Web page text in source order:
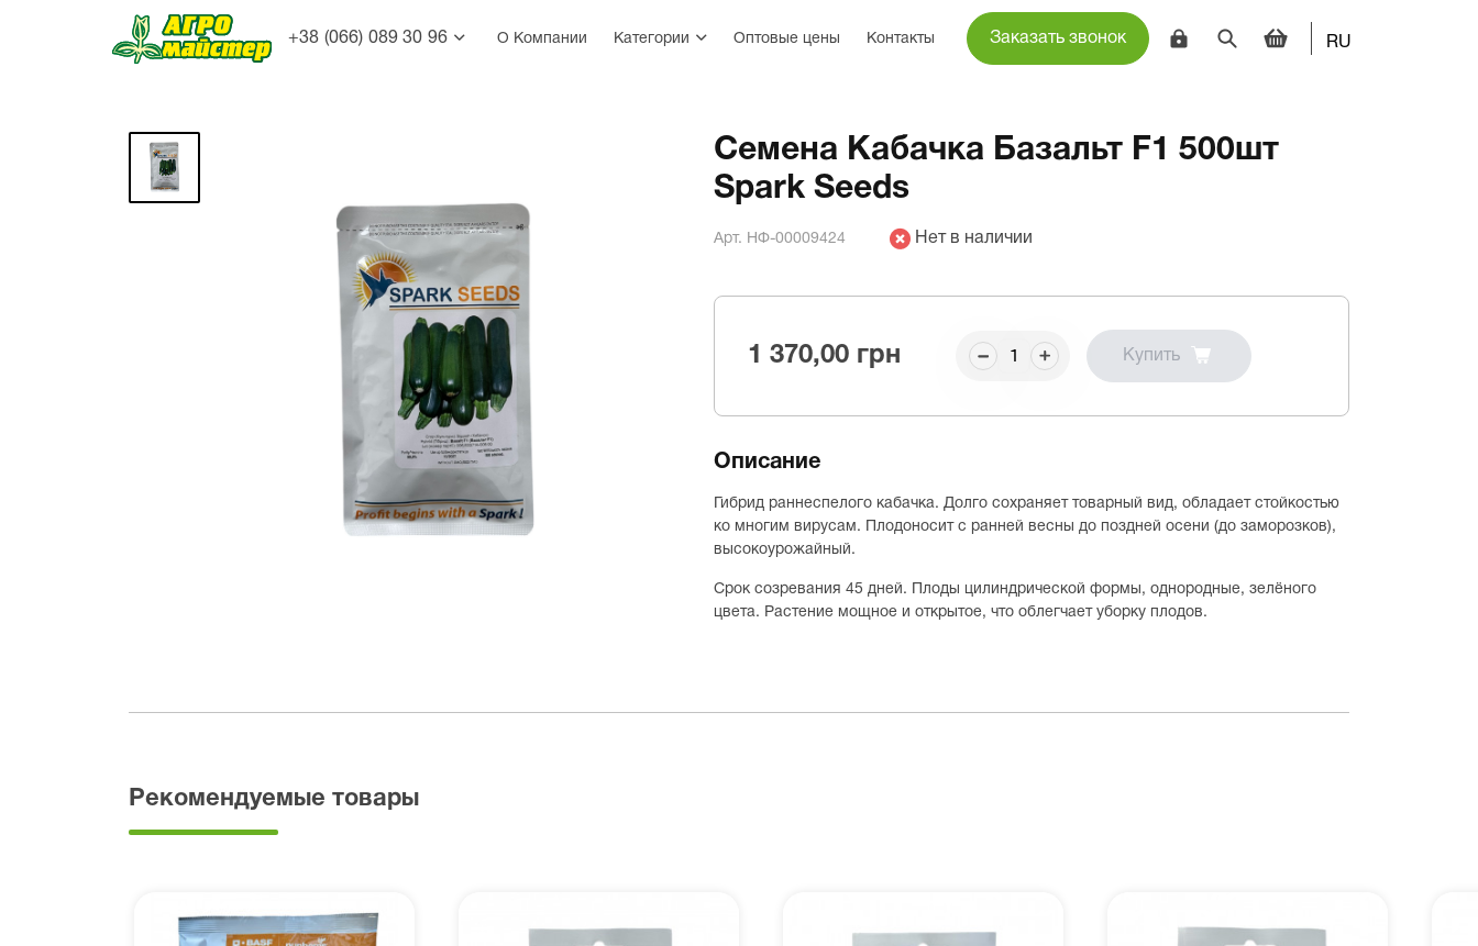
+38 (066) 089 30 96 О Компании Категории Оптовые цены Контакты Заказать звонок RU
Семена Кабачка Базальт F1 500шт
Spark Seeds
Арт. НФ-00009424 Нет в наличии
1 370,00 грн Купить
Описание
Гибрид раннеспелого кабачка. Долго сохраняет товарный вид, обладает стойкостью
ко многим вирусам. Плодоносит с ранней весны до поздней осени (до заморозков),
высокоурожайный.
Срок созревания 45 дней. Плоды цилиндрической формы, однородные, зелёного
цвета. Растение мощное и открытое, что облегчает уборку плодов.
Рекомендуемые товары